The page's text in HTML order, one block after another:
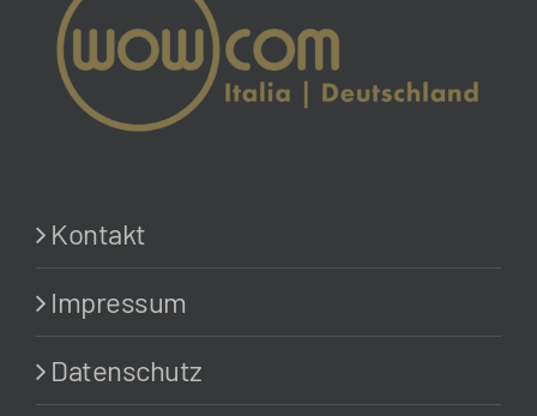
Kontakt
Impressum
Datenschutz